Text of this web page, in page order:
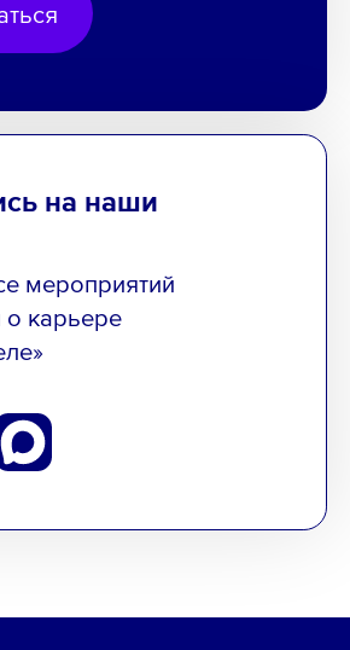
на наши
мероприятий
о карьере